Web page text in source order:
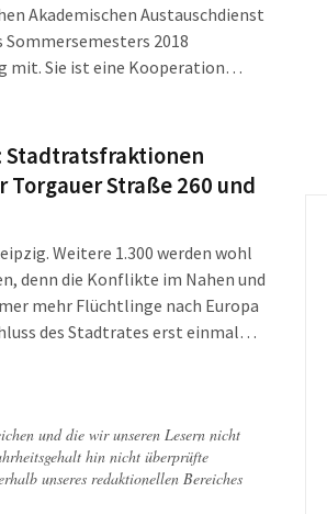
Akademischen Austauschdienst
Sommersemesters 2018
Sie ist eine Kooperation
Group.
Stadtratsfraktionen
Straße 260 und
Weitere 1.300 werden wohl
denn die Konflikte im Nahen und
mehr Flüchtlinge nach Europa
des Stadtrates erst einmal
und die wir unseren Lesern nicht
hin nicht überprüfte
unseres redaktionellen Bereiches